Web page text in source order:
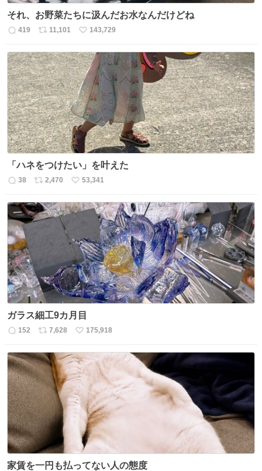
それ、お野菜たちに汲んだお水なんだけどね
返
数
419
リ
ス
ト
数
11,101
い
ね
数
143,729
「ハネをつけたい」を叶えた
返
数
38
リ
ス
ト
2,470
い
ね
53,341
ガラス細工9カ月目
返
数
152
リ
ス
ト
数
7,628
い
ね
数
175,918
家賃を一円も払ってない人の態度